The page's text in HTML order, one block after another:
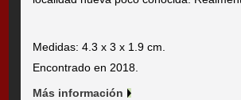
Medidas: 4.3 x 3 x 1.9 cm.
Encontrado en 2018.
Más información